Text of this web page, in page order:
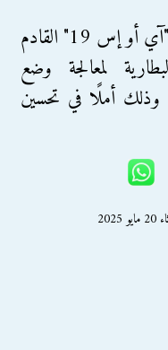
ومن المتوقع أن تطلق الشركة نظام "آي أو إس 19" القادم
لمعالجة وضع
وذلك أملًا في تحسين